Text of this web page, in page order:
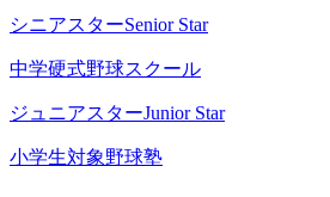
シニアスターSenior Star
中学硬式野球スクール
ジュニアスターJunior Star
小学生対象野球塾